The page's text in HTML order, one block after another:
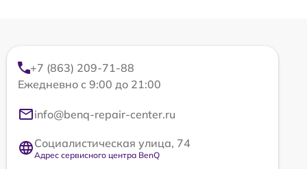
+7 (863) 209-71-88
Ежедневно с 9:00 до 21:00
info@benq-repair-center.ru
Социалистическая улица, 74
Адрес сервисного центра BenQ